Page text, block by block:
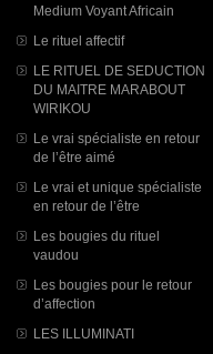
Medium Voyant Africain
Le rituel affectif
LE RITUEL DE SEDUCTION
DU MAITRE MARABOUT
WIRIKOU
Le vrai spécialiste en retour
de l’être aimé
Le vrai et unique spécialiste
en retour de l’être
Les bougies du rituel
vaudou
Les bougies pour le retour
d’affection
LES ILLUMINATI